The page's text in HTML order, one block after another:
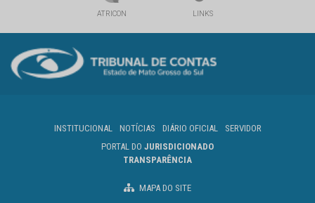
ATRICON LINKS
INSTITUCIONAL NOTÍCIAS DIÁRIO OFICIAL
SERVIDOR
PORTAL DO JURISDICIONADO
TRANSPARÊNCIA
MAPA DO SITE